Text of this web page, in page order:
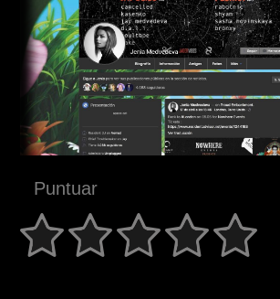
Puntuar